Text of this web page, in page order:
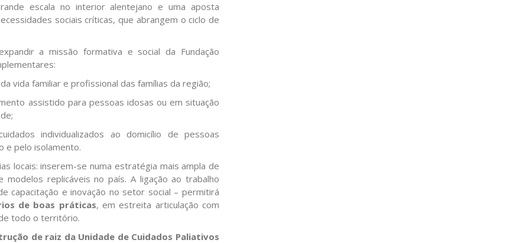
escala no interior alentejano e uma aposta
sociais críticas, que abrangem o ciclo de
a missão formativa e social da Fundação
vida familiar e profissional das famílias da região;
assistido para pessoas idosas ou em situação
individualizados ao domicílio de pessoas
e pelo isolamento.
locais: inserem-se numa estratégia mais ampla de
replicáveis no país. A ligação ao trabalho
capacitação e inovação no setor social – permitirá
de boas práticas, em estreita articulação com
todo o território.
de raiz da Unidade de Cuidados Paliativos